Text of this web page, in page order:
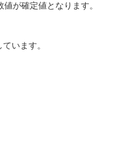
が確定値となります。
います。